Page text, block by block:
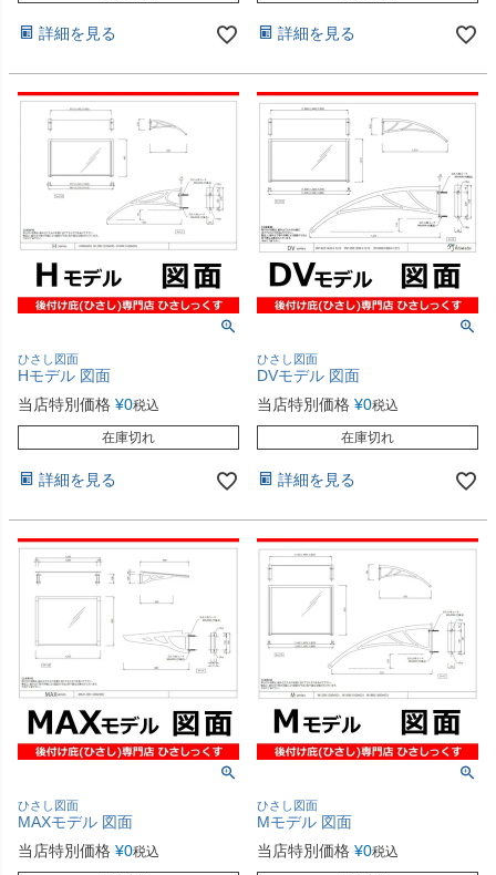
詳細を見る 詳細を見る
ひさし図面
Hモデル 図面
当店特別価格 ¥0税込
在庫切れ
詳細を見る
ひさし図面
DVモデル 図面
当店特別価格 ¥0税込
在庫切れ
詳細を見る
ひさし図面
MAXモデル 図面
当店特別価格 ¥0税込
ひさし図面
Mモデル 図面
当店特別価格 ¥0税込